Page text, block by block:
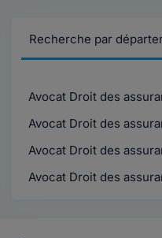
Recherche par
Avocat Droit des
Avocat Droit des
Avocat Droit des
Avocat Droit des